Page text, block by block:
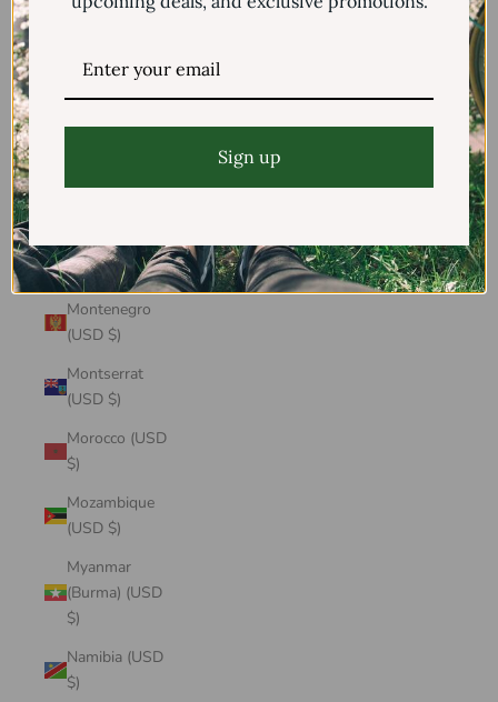
Mayotte (USD
Mexico (USD $)
Mongolia (USD
$)
Montenegro
(USD $)
Montserrat
(USD $)
Morocco (USD
$)
Mozambique
(USD $)
Myanmar
(Burma) (USD
$)
Namibia (USD
$)
Sign up